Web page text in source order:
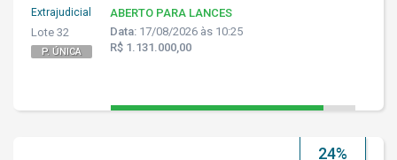
Extrajudicial
Lote 32
P. ÚNICA
ABERTO PARA LANCES
Data: 17/08/2026 às 10:25
R$ 1.131.000,00
24%